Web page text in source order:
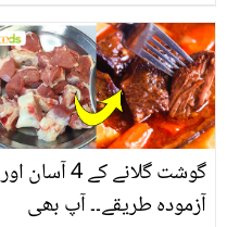
گوشت گلانے کے 4 آسان اور
آزمودہ طریقے۔۔ آپ بھی